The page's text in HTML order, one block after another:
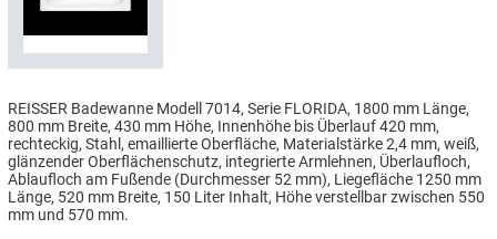
REISSER Badewanne Modell 7014, Serie FLORIDA, 1800 mm Länge,
800 mm Breite, 430 mm Höhe, Innenhöhe bis Überlauf 420 mm,
rechteckig, Stahl, emaillierte Oberfläche, Materialstärke 2,4 mm, weiß,
glänzender Oberflächenschutz, integrierte Armlehnen, Überlaufloch,
Ablaufloch am Fußende (Durchmesser 52 mm), Liegefläche 1250 mm
Länge, 520 mm Breite, 150 Liter Inhalt, Höhe verstellbar zwischen 550
mm und 570 mm.